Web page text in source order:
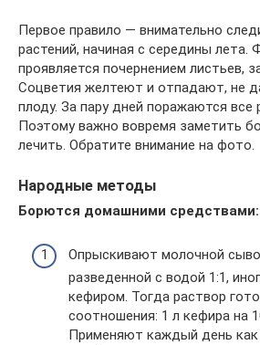
Первое правило — внимательно
растений, начиная с середины лета.
проявляется почернением листьев,
Соцветия желтеют и отпадают, не
плоду. За пару дней поражаются все
Поэтому важно вовремя заметить
лечить. Обратите внимание на фото.
Народные методы
Борются домашними средствами:
Опрыскивают молочной
разведенной с водой 1:1,
кефиром. Тогда раствор
соотношения: 1 л кефира на
Применяют каждый день как